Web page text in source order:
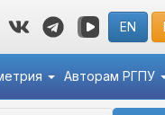
EN
Авторам РГПУ